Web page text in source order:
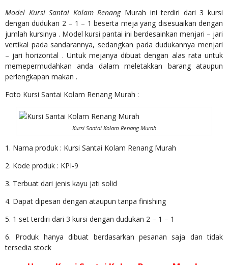
Model Kursi Santai Kolam RenangMurah ini terdiri dari 3 kursi
dengan dudukan 2 – 1 – 1 beserta meja yang disesuaikan dengan
jumlah kursinya . Model kursi pantai ini berdesainkan menjari – jari
vertikal pada sandarannya, sedangkan pada dudukannya menjari
– jari horizontal . Untuk mejanya dibuat dengan alas rata untuk
memepermudahkan anda dalam meletakkan barang ataupun
perlengkapan makan .
Foto Kursi Santai Kolam Renang Murah :
Kursi Santai Kolam Renang Murah
1. Nama produk : Kursi Santai Kolam Renang Murah
2. Kode produk : KPI-9
3. Terbuat dari jenis kayu jati solid
4. Dapat dipesan dengan ataupun tanpa finishing
5. 1 set terdiri dari 3 kursi dengan dudukan 2 – 1 – 1
6. Produk hanya dibuat berdasarkan pesanan saja dan tidak
tersedia stock